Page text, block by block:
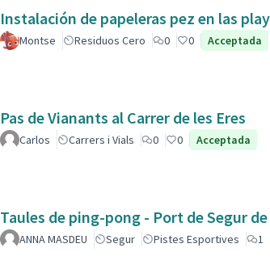
Instalación de papeleras pez en las
Montse Residuos Cero 0 0 Acceptada
Pas de Vianants al Carrer de les Eres
Carlos Carrers i Vials 0 0 Acceptada
Taules de ping-pong - Port de Segur
ANNA MASDEU Segur Pistes Esportives 1